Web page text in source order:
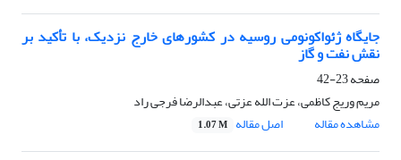
جایگاه ژئواکونومی روسیه در کشورهای خارج نزدیک، با تأکید بر
نقش نفت و گاز
صفحه23-42
مریم وریج کاظمی، عزت الله عزتی، عبدالرضا فرجی راد
مشاهده مقاله
اصل مقاله 1.07 M